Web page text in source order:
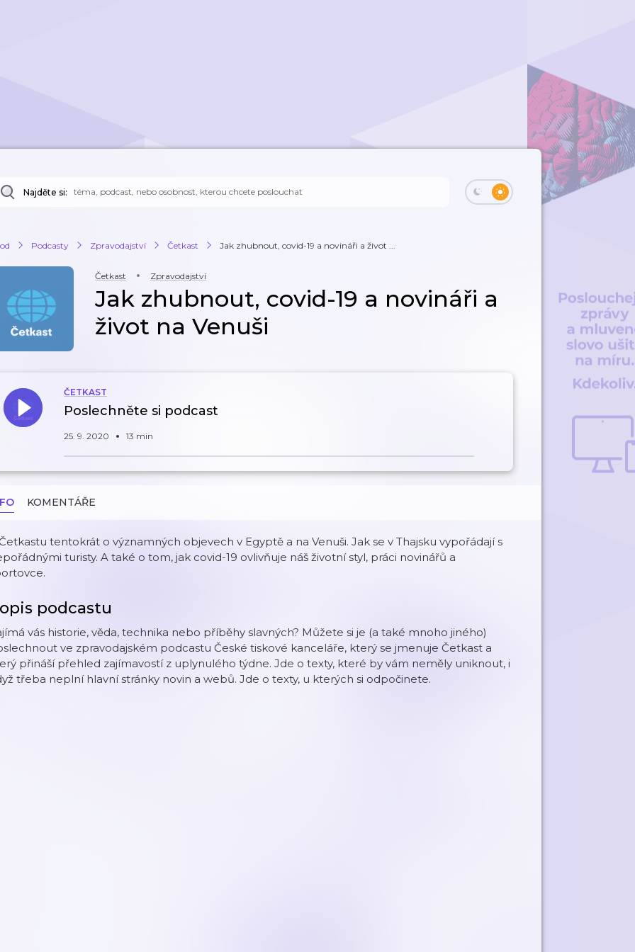
Najděte si:
Podcasty Zpravodajství Četkast Jak zhubnout, covid-19 a novináři a život ...
Četkast Zpravodajství
Jak zhubnout, covid-19 a novináři a
život na Venuši
ČETKAST
Poslechněte si podcast
25. 9. 2020 13 min
KOMENTÁŘE
tentokrát o významných objevech v Egyptě a na Venuši. Jak se v Thajsku vypořádají s
turisty. A také o tom, jak covid-19 ovlivňuje náš životní styl, práci novinářů a
podcastu
vás historie, věda, technika nebo příběhy slavných? Můžete si je (a také mnoho jiného)
ve zpravodajském podcastu České tiskové kanceláře, který se jmenuje Četkast a
přináší přehled zajímavostí z uplynulého týdne. Jde o texty, které by vám neměly uniknout, i
třeba neplní hlavní stránky novin a webů. Jde o texty, u kterých si odpočinete.